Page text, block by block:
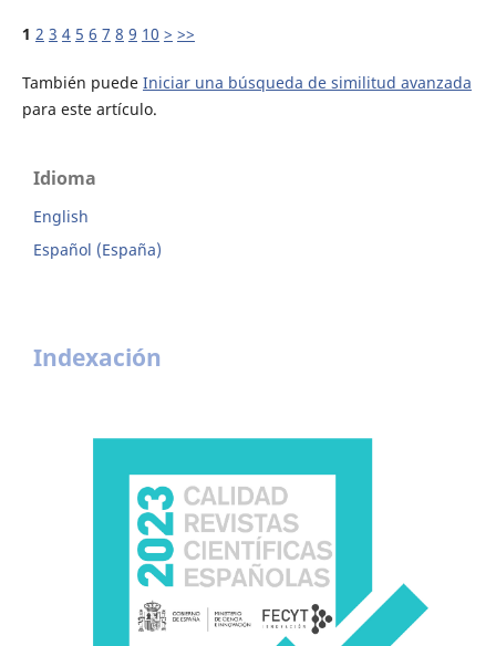
1 2 3 4 5 6 7 8 9 10 > >>
También puede Iniciar una búsqueda de similitud avanzada
para este artículo.
Idioma
English
Español (España)
Indexación